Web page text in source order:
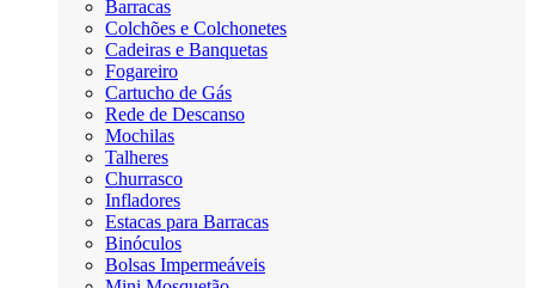
Barracas
Colchões e Colchonetes
Cadeiras e Banquetas
Fogareiro
Cartucho de Gás
Rede de Descanso
Mochilas
Talheres
Churrasco
Infladores
Estacas para Barracas
Binóculos
Bolsas Impermeáveis